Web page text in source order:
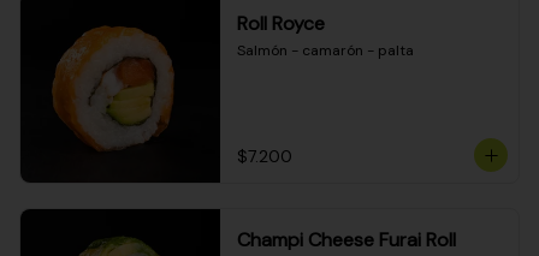
Roll Royce
Salmón - camarón - palta
$7.200
Champi Cheese Furai Roll